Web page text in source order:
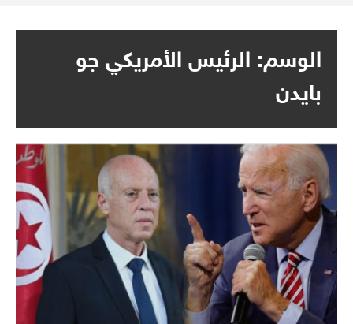
الوسم: الرئيس الأمريكي جو
بايدن